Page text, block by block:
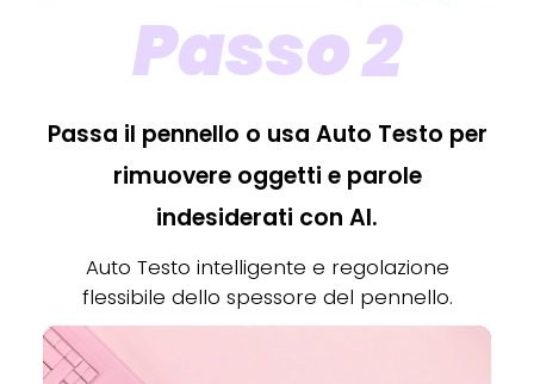
Passo 2
Passa il pennello o usa Auto Testo per
rimuovere oggetti e parole
indesiderati con AI.
Auto Testo intelligente e regolazione
flessibile dello spessore del pennello.